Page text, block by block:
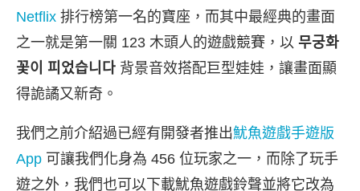
Netflix 排行榜第一名的寶座，而其中最經典的畫面
之一就是第一關 123 木頭人的遊戲競賽，以 무궁화
꽃이 피었습니다 背景音效搭配巨型娃娃，讓畫面顯
得詭譎又新奇。
我們之前介紹過已經有開發者推出魷魚遊戲手遊版
App 可讓我們化身為 456 位玩家之一，而除了玩手
遊之外，我們也可以下載魷魚遊戲鈴聲並將它改為